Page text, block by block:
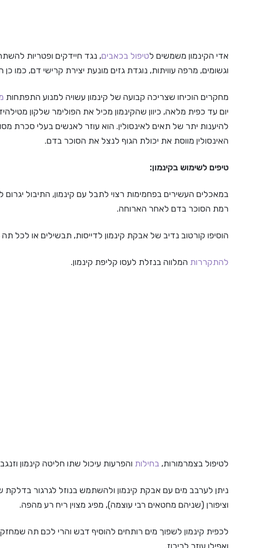
אדי הקינמון משמשים לטיפול בכאבים, נגד חיידקים ופטריות
וגשומים, מרפה עוויתות, נוגדת גזים מונעת יצירת קרישי דם, כמו כן
מחקרים הוכיחו שצריכה קבועה של קינמון עשויה למנוע התפתחות
יום עד כפית מלאה, כיוון שהקינמון מכיל את הפולימר שלקון
האינסולין מווסת את יכולת הגוף לנצל את הסוכר בדם.
טיפים לשימוש בקינמון:
במאכלים העשירים בפחמימות רצוי לתבל עם קינמון, התיבול
רמת הסוכר בדם לאחר הארוחה.
הוסיפו קורטוב נדיב של אבקת קינמון לדייסות, תבשילים או לכל
להתקררות המלווה בנזלת לעסו קליפת קינמון.
לטיפול בצמרמורות, בחילות והפרעות עיכול שתו חליטה קינמון
ניתן לערבב מים עם אבקת קינמון ולהשתמש בנוזל לגרגור
וציפורן (שניהם מחטאים רבי עוצמה), מפיג מצוין ריח רע מהפה.
לכפית קינמון לשפוך מים רותחים להוסיף דבש והרי לכם תה